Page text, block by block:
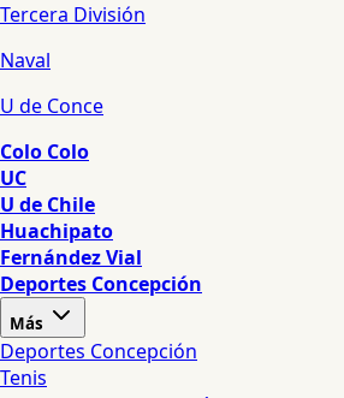
Tercera División
Naval
U de Conce
Colo Colo
UC
U de Chile
Huachipato
Fernández Vial
Deportes Concepción
Más
Deportes Concepción
Tenis